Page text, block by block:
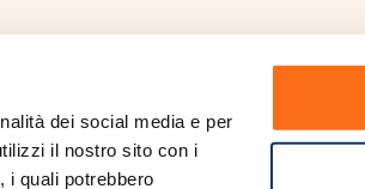
dei social media e per
il nostro sito con i
i quali potrebbero
Laurea in Farmacia rilasciata
Per visionare